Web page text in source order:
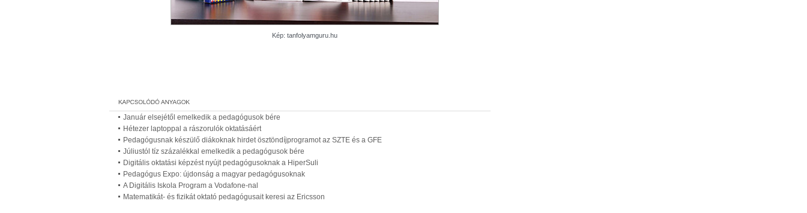
Kép: tanfolyamguru.hu
Január elsejétől emelkedik a pedagógusok bére
Hétezer laptoppal a rászorulók oktatásáért
Pedagógusnak készülő diákoknak hirdet ösztöndíjprogramot az SZTE és a GFE
Júliustól tíz százalékkal emelkedik a pedagógusok bére
Digitális oktatási képzést nyújt pedagógusoknak a HiperSuli
Pedagógus Expo: újdonság a magyar pedagógusoknak
A Digitális Iskola Program a Vodafone-nal
Matematikát- és fizikát oktató pedagógusait keresi az Ericsson